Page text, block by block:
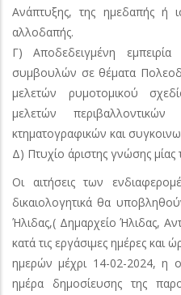
Ανάπτυξης, της ημεδαπής ή
αλλοδαπής.
Γ) Αποδεδειγμένη
συμβουλών σε θέματα
μελετών ρυμοτομικού
μελετών
κτηματογραφικών και
Δ) Πτυχίο άριστης γνώσης
Οι αιτήσεις των
δικαιολογητικά θα
Ήλιδας,( Δημαρχείο Ήλιδας,
κατά τις εργάσιμες ημέρες και
ημερών μέχρι 14-02-2024, η
ημέρα δημοσίευσης της